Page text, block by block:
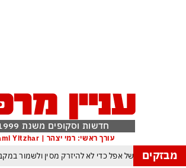
חדשות וסקופים משנת 1999
עורך ראשי: רמי יצהר | Rami Yitzhar
מבזקיםהטריק של אפל כדי לא להיזרק מסין ולשמור